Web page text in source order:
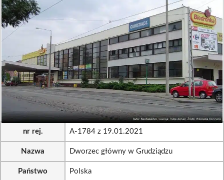
nr rej. A-1784 z 19.01.2021
Nazwa Dworzec główny w Grudziądzu
Państwo Polska